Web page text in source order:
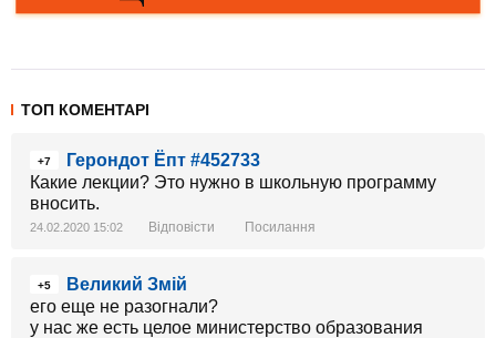
ТОП КОМЕНТАРІ
+7
Герондот Ёпт #452733
Какие лекции? Это нужно в школьную программу
вносить.
24.02.2020 15:02 Відповісти Посилання
+5
Великий Змій
его еще не разогнали?
у нас же есть целое министерство образования